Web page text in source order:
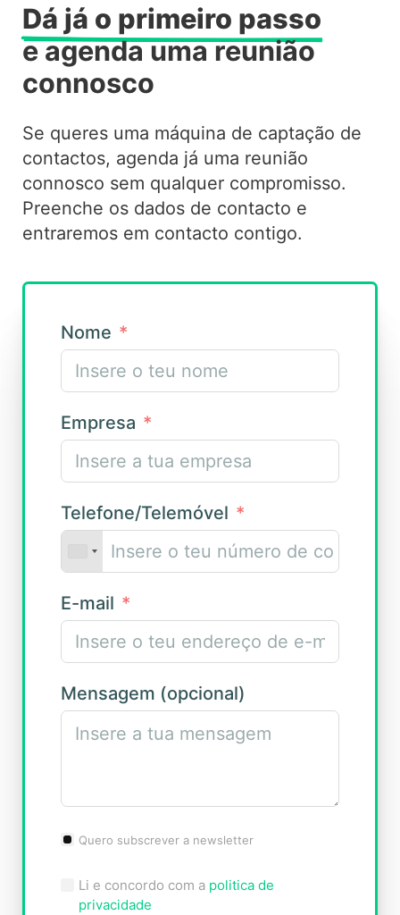
Dá já o primeiro passo
e agenda uma reunião
connosco
Se queres uma máquina de captação de
contactos, agenda já uma reunião
connosco sem qualquer compromisso.
Preenche os dados de contacto e
entraremos em contacto contigo.
Nome
Empresa
Telefone/Telemóvel
E-mail
Mensagem (opcional)
Quero subscrever a newsletter
Li e concordo com a politica de
privacidade